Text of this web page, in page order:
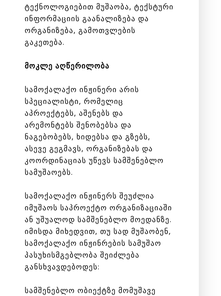
ტექნოლოგიებით მუშაობა, ტექსტური
ინფორმაციის გაანალიზება და
ორგანიზება, გამოთვლების
გაკეთება.
მოკლე აღწერილობა
სამოქალაქო ინჟინერი არის
სპეციალისტი, რომელიც
აპროექტებს, აშენებს და
არემონტებს შენობებსა და
ნაგებობებს, ხიდებსა და გზებს,
ასევე გეგმავს, ორგანიზებას და
კოორდინაციას უწევს სამშენებლო
სამუშაოებს.
სამოქალაქო ინჟინერს შეუძლია
იმუშაოს საპროექტო ორგანიზაციაში
ან უშუალოდ სამშენებლო მოედანზე.
იმისდა მიხედვით, თუ სად მუშაობენ,
სამოქალაქო ინჟინრების სამუშაო
პასუხისმგებლობა შეიძლება
განსხვავდებოდეს:
სამშენებლო ობიექტზე მომუშავე